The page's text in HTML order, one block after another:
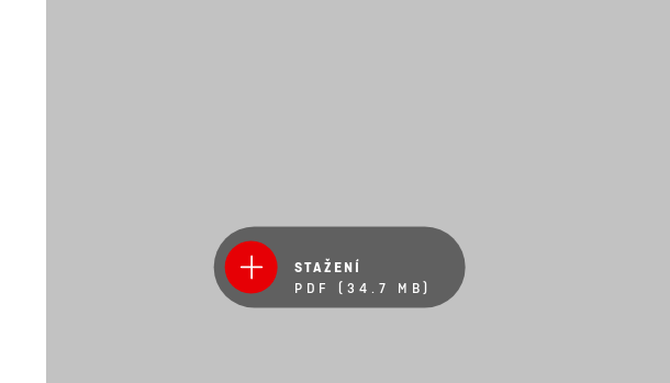
STAŽENÍ
PDF (34.7 MB)